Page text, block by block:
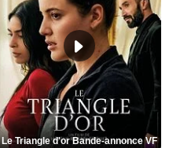
Le Triangle d'or Bande-annonce VF